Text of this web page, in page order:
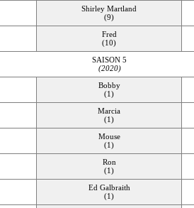
Shirley Martland
(9)
Fred
(10)
SAISON 5
(2020)
Bobby
(1)
Marcia
(1)
Mouse
(1)
Ron
(1)
Ed Galbraith
(1)